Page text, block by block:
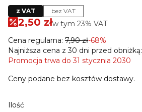
z VAT bez VAT
2,50 złw tym 23% VAT
w tym 23% VAT
Cena regularna: 7,90 zł-68%
Najniższa cena z 30 dni przed obniżką:
Promocja trwa do 31 stycznia 2030
Ceny podane bez kosztów dostawy.
Ilość